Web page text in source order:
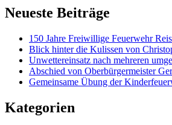
Neueste Beiträge
150 Jahre Freiwillige Feuerwehr
Blick hinter die Kulissen von
Unwettereinsatz nach mehreren
Abschied von Oberbürgermeister
Gemeinsame Übung der
Kategorien